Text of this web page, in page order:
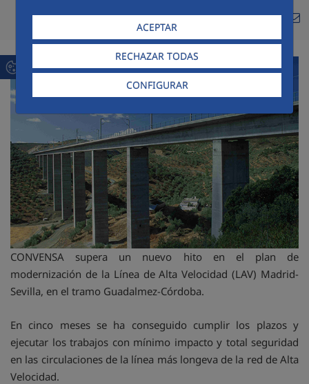
ACEPTAR
RECHAZAR TODAS
CONFIGURAR
Compartir en
Compartir en
Compartir
RSS
CONVENSA supera un nuevo hito en el plan de
modernización de la Línea de Alta Velocidad (LAV) Madrid-
Sevilla, en el tramo Guadalmez-Córdoba.
En cinco meses se ha conseguido cumplir los plazos y
ejecutar los trabajos con mínimo impacto y total seguridad
en las circulaciones de la línea más longeva de la red de Alta
Velocidad.